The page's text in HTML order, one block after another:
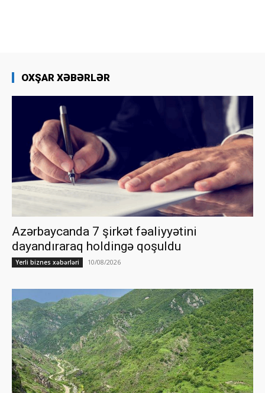
OXŞAR XƏBƏRLƏR
Azərbaycanda 7 şirkət fəaliyyətini
dayandıraraq holdingə qoşuldu
Yerli biznes xəbərləri 10/08/2026